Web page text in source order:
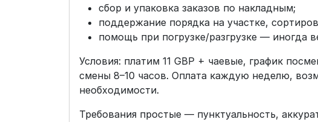
сбор и упаковка заказов по накладным;
поддержание порядка на участке,
помощь при погрузке/разгрузке — иногда
Условия: платим 11 GBP + чаевые, график
смены 8–10 часов. Оплата каждую неделю,
необходимости.
Требования простые — пунктуальность,